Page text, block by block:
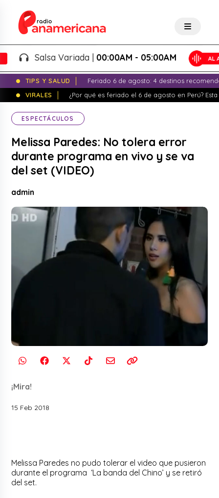
Salsa Variada |00:00AM - 05:00AM
TIPS Y SALUD
Feriado 6 de agosto: 4 destinos
VIRALES
¿Por qué es feriado el 6 de agosto en Perú?
ESPECTÁCULOS
Melissa Paredes: No tolera error
durante programa en vivo y se va
del set (VIDEO)
admin
¡Mira!
15 Feb 2018
Melissa Paredes no pudo tolerar el video que pusieron
durante el programa ‘La banda del Chino’ y se retiró
del set.